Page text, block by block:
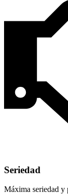
Seriedad
Máxima seriedad y